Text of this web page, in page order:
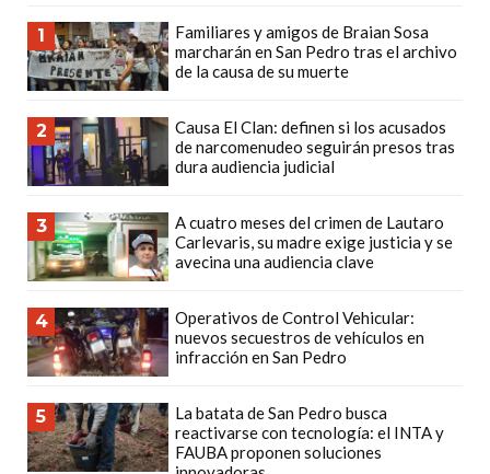
PEDIDOS
POR
WHATSAPP
TIENDA
ONLINE
GRATIS
ARGENTINA:
CHANGUITO.COM.AR
OTRAS
PLATAFORMAS
DE
VENTA
POR
WHATSAPP
1
Familiares y amigos de Braian Sosa
marcharán en San Pedro tras el archivo
de la causa de su muerte
2
Causa El Clan: definen si los acusados
de narcomenudeo seguirán presos tras
dura audiencia judicial
3
A cuatro meses del crimen de Lautaro
Carlevaris, su madre exige justicia y se
avecina una audiencia clave
4
Operativos de Control Vehicular:
nuevos secuestros de vehículos en
infracción en San Pedro
5
La batata de San Pedro busca
reactivarse con tecnología: el INTA y
FAUBA proponen soluciones